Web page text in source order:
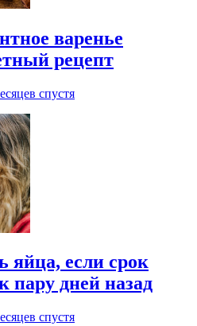
варенье
рецепт
спустя
яйца, если срок
пару дней назад
спустя